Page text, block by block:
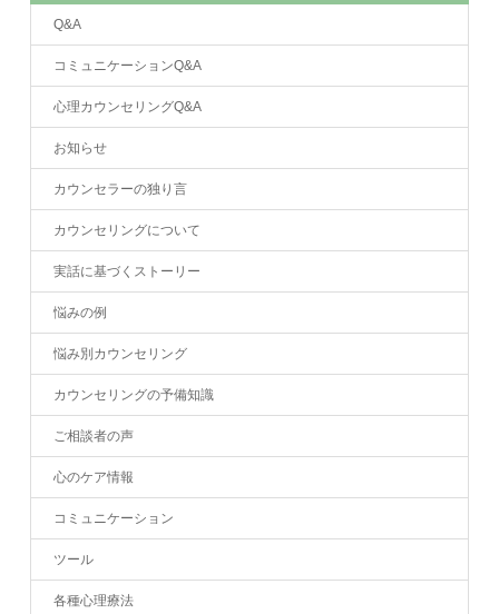
Q&A
コミュニケーションQ&A
心理カウンセリングQ&A
お知らせ
カウンセラーの独り言
カウンセリングについて
実話に基づくストーリー
悩みの例
悩み別カウンセリング
カウンセリングの予備知識
ご相談者の声
心のケア情報
コミュニケーション
ツール
各種心理療法